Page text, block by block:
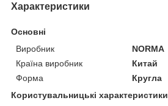
Характеристики
Основні
Виробник
NORMA
Країна виробник
Китай
Форма
Кругла
Користувальницькі характеристики